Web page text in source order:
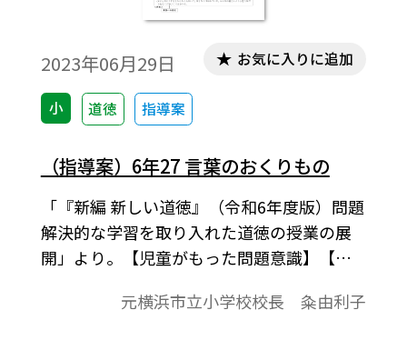
2023年06月29日
小 道徳 指導案
お気に入りに追加
（指導案）6年27 言葉のおくりもの
「『新編 新しい道徳』（令和6年度版）問題
解決的な学習を取り入れた道徳の授業の展
開」より。【児童がもった問題意識】【今
題】、展開などで1時間の学習指導案を構成
元横浜市立小学校校長 粂由利子